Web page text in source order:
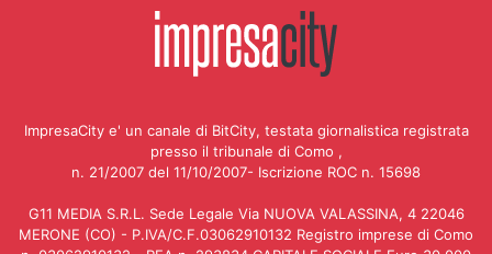
ImpresaCity e' un canale di BitCity, testata giornalistica registrata
presso il tribunale di Como ,
n. 21/2007 del 11/10/2007- Iscrizione ROC n. 15698
G11 MEDIA S.R.L. Sede Legale Via NUOVA VALASSINA, 4 22046
MERONE (CO) - P.IVA/C.F.03062910132 Registro imprese di Como